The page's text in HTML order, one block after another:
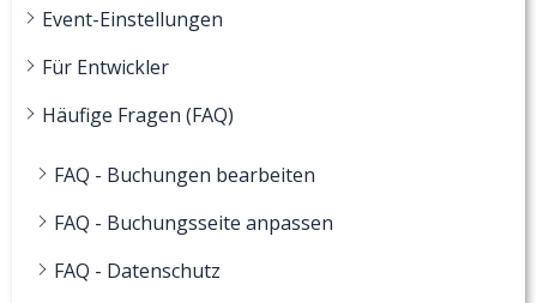
Event-Einstellungen
Für Entwickler
Häufige Fragen (FAQ)
FAQ - Buchungen bearbeiten
FAQ - Buchungsseite anpassen
FAQ - Datenschutz